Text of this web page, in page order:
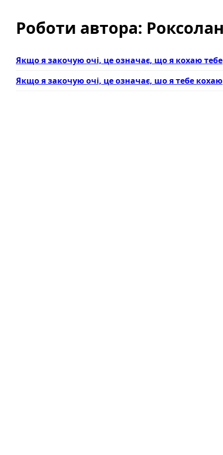
Роботи автора:
Якщо я закочую очі, це означає, що я кохаю тебе
Якщо я закочую очі, це означає, шо я тебе кохаю